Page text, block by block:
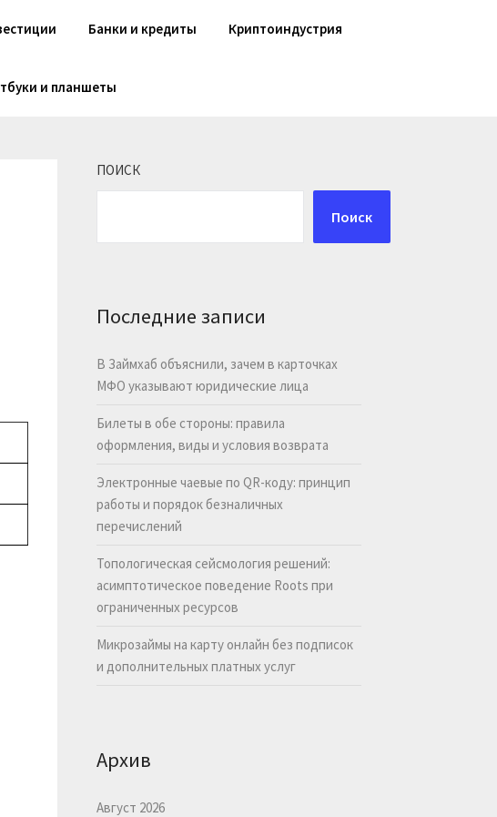
Банки и кредиты Криптоиндустрия
и планшеты
ПОИСК
Поиск
Последние записи
В Займхаб объяснили, зачем в карточках
МФО указывают юридические лица
Билеты в обе стороны: правила
оформления, виды и условия возврата
Электронные чаевые по QR-коду: принцип
работы и порядок безналичных
перечислений
Топологическая сейсмология решений:
асимптотическое поведение Roots при
ограниченных ресурсов
Микрозаймы на карту онлайн без подписок
и дополнительных платных услуг
Архив
Август 2026